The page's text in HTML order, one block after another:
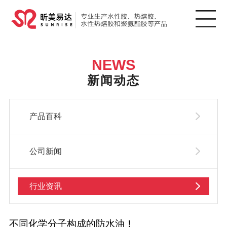
NEWS
新闻动态
产品百科
公司新闻
行业资讯
不同化学分子构成的防水油！